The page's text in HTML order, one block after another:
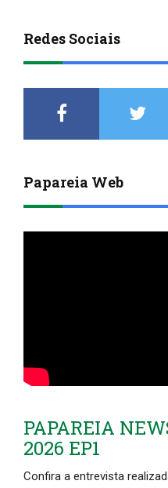
Redes Sociais
Papareia Web
PAPAREIA
2026 EP1
Confira a entrevista